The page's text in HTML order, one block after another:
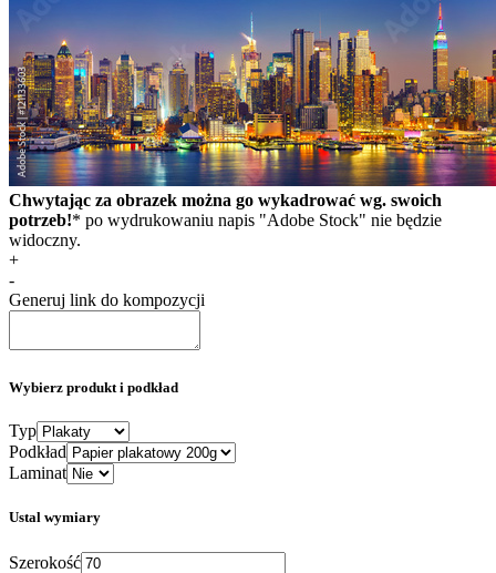
Chwytając za obrazek można go wykadrować wg. swoich
potrzeb!* po wydrukowaniu napis "Adobe Stock" nie będzie
widoczny.
+
-
Generuj link do kompozycji
Wybierz produkt i podkład
Typ
Podkład
Laminat
Ustal wymiary
Szerokość